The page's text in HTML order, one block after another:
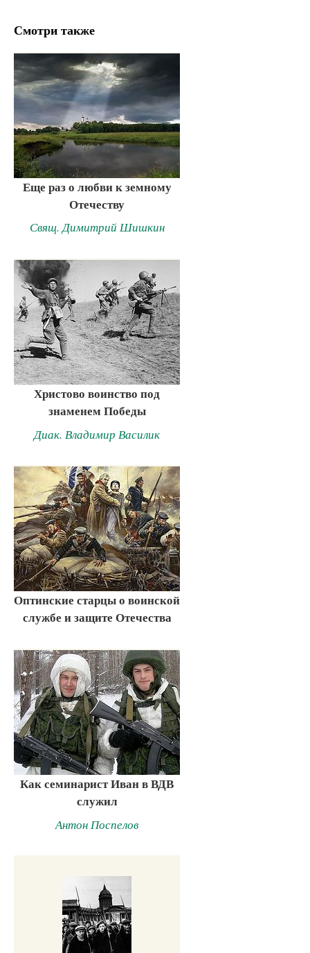
Смотри также
Еще раз о любви к земному
Отечеству
Свящ. Димитрий Шишкин
Христово воинство под
знаменем Победы
Диак. Владимир Василик
Оптинские старцы о воинской
службе и защите Отечества
Как семинарист Иван в ВДВ
служил
Антон Поспелов